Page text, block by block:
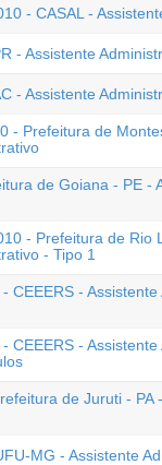
- CASAL -
- Assistente
- Assistente
- Prefeitura de
de Goiana - PE -
- Prefeitura de Rio
- Tipo 1
CEEERS -
CEEERS -
de Juruti - PA
MG - Assistente